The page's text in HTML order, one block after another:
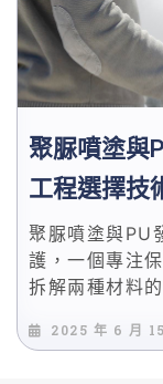
聚脲噴塗與
工程選擇技
聚脲噴塗與PU
護，一個專注
拆解兩種材料
2025 年 6 月